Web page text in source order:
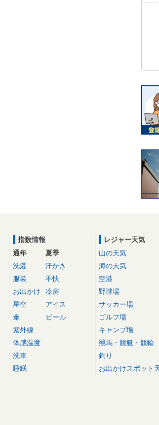
指数情報
通年
洗濯
服装
お出かけ
星空
傘
紫外線
体感温度
洗車
睡眠
夏季
汗かき
不快
冷房
アイス
ビール
レジャー天気
山の天気
海の天気
空港
野球場
サッカー場
ゴルフ場
キャンプ場
競馬・競艇・競輪
釣り
お出かけスポット